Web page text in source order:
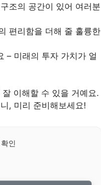
조의 공간이 있어 여러분
편리함을 더해 줄 훌륭한
– 미래의 투자 가치가 얼
이해할 수 있을 거예요.
, 미리 준비해보세요!
인